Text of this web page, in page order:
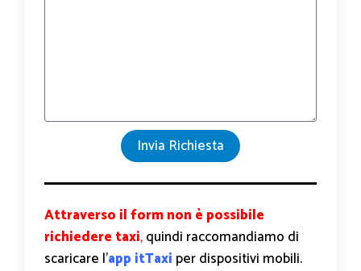
Invia Richiesta
Attraverso il form non è possibile
richiedere taxi,quindi raccomandiamo di
scaricare l’app itTaxi per dispositivi mobili.